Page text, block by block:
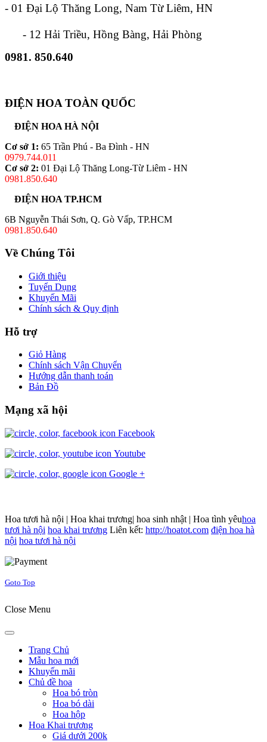
- 01 Đại Lộ Thăng Long, Nam Từ Liêm, HN
- 12 Hải Triều, Hồng Bàng, Hải Phòng
0981. 850.640
ĐIỆN HOA TOÀN QUỐC
ĐIỆN HOA HÀ NỘI
Cơ sở 1: 65 Trần Phú - Ba Đình - HN
0979.744.011
Cơ sở 2: 01 Đại Lộ Thăng Long-Từ Liêm - HN
0981.850.640
ĐIỆN HOA TP.HCM
6B Nguyễn Thái Sơn, Q. Gò Vấp, TP.HCM
0981.850.640
Về Chúng Tôi
Giới thiệu
Tuyển Dụng
Khuyến Mãi
Chính sách & Quy định
Hỗ trợ
Giỏ Hàng
Chính sách Vận Chuyển
Hướng dẫn thanh toán
Bản Đồ
Mạng xã hội
Facebook
Youtube
Google +
Hoa tươi hà nội | Hoa khai trương| hoa sinh nhật | Hoa tình yêuhoa
tươi hà nội hoa khai trương Liên kết: http://hoatot.com điện hoa hà
nội hoa tươi hà nội
Goto Top
Close Menu
Trang Chủ
Mẫu hoa mới
Khuyến mãi
Chủ đề hoa
Hoa bó tròn
Hoa bó dài
Hoa hộp
Hoa Khai trương
Giá dưới 200k